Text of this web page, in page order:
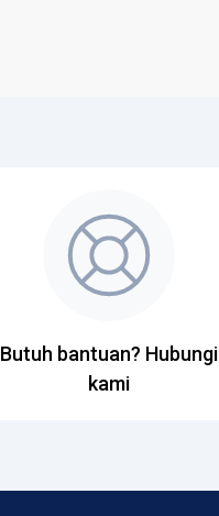
Butuh bantuan? Hubungi
kami